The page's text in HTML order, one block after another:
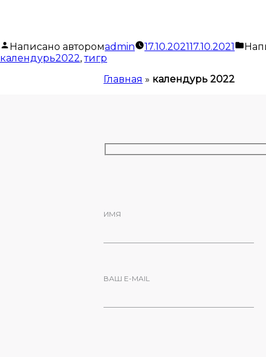
Написано авторомadmin 17.10.202117.10.2021
календурь2022,тигр
Главная » календурь 2022
ИМЯ
ВАШ E-MAIL